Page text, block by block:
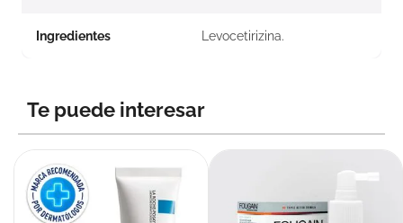
Ingredientes Levocetirizina.
Te puede interesar